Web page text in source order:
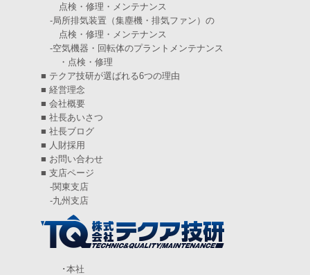
2024年11月(6)
2024年10月(5)
2024年9月(4)
2024年8月(5)
2024年7月(6)
2024年6月 (4)
2024年5月(5)
2024年4月(5)
(6)
2024年2月(4)
(6)
点検・修理・メンテナンス
-局所排気装置（集塵機・排気ファン）の
点検・修理・メンテナンス
-空気機器・回転体のプラントメンテナンス
・点検・修理
■ テクア技研が選ばれる6つの理由
■ 経営理念
■ 会社概要
■ 社長あいさつ
■ 社長ブログ
■ 人財採用
■ お問い合わせ
■ 支店ページ
-関東支店
-九州支店
･本社